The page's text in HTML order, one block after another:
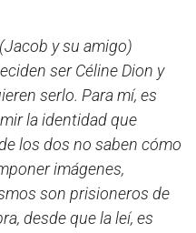
y su amigo)
ser Céline Dion y
serlo. Para mí, es
la identidad que
los dos no saben cómo
imágenes,
son prisioneros de
desde que la leí, es